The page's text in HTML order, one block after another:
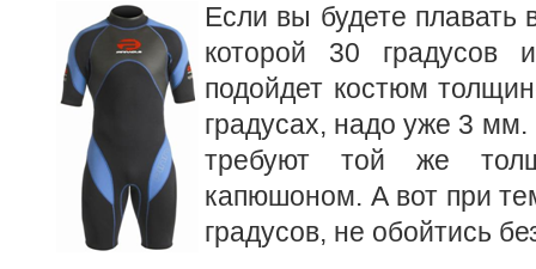
Если вы будете плавать
которой 30
подойдет костюм
градусах, надо уже 3 мм.
требуют той же
капюшоном. А вот при
градусов, не обойтись